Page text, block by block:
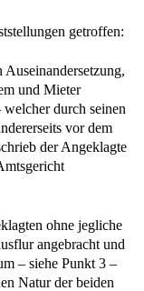
getroffen:
und Mieter
durch seinen
vor dem
der Angeklagte
ohne jegliche
angebracht und
– siehe Punkt 3 –
Natur der beiden